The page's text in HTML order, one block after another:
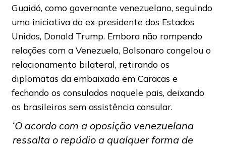
Guaidó, como governante venezuelano, seguindo
uma iniciativa do ex-presidente dos Estados
Unidos, Donald Trump. Embora não rompendo
relações com a Venezuela, Bolsonaro congelou o
relacionamento bilateral, retirando os
diplomatas da embaixada em Caracas e
fechando os consulados naquele pais, deixando
os brasileiros sem assistência consular.
‘O acordo com a oposição venezuelana
ressalta o repúdio a qualquer forma de